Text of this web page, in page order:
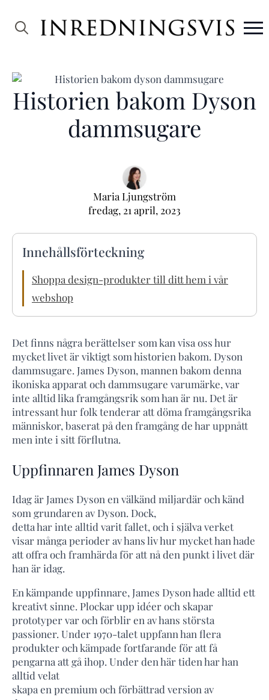
Historien bakom Dyson
dammsugare
Maria Ljungström
fredag, 21 april, 2023
Innehållsförteckning
Shoppa design-produkter till ditt hem i vår
webshop
Det finns några berättelser som kan visa oss hur
mycket livet är viktigt som historien bakom. Dyson
dammsugare. James Dyson, mannen bakom denna
ikoniska apparat och dammsugare varumärke, var
inte alltid lika framgångsrik som han är nu. Det är
intressant hur folk tenderar att döma framgångsrika
människor, baserat på den framgång de har uppnått
men inte i sitt förflutna.
Uppfinnaren James Dyson
Idag är James Dyson en välkänd miljardär och känd
som grundaren av Dyson. Dock,
detta har inte alltid varit fallet, och i själva verket
visar många perioder av hans liv hur mycket han hade
att offra och framhärda för att nå den punkt i livet där
han är idag.
En kämpande uppfinnare, James Dyson hade alltid ett
kreativt sinne. Plockar upp idéer och skapar
prototyper var och förblir en av hans största
passioner. Under 1970-talet uppfann han flera
produkter och kämpade fortfarande för att få
pengarna att gå ihop. Under den här tiden har han
alltid velat
skapa en premium och förbättrad version av